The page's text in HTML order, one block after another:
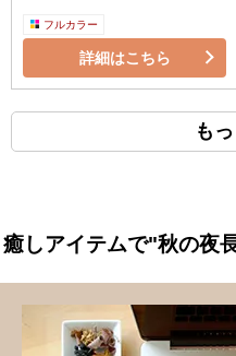
フルカラー
詳細はこちら
も
癒しアイテムで"秋の夜